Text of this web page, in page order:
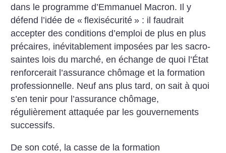
dans le programme d’Emmanuel Macron. Il y
défend l’idée de « flexisécurité » : il faudrait
accepter des conditions d’emploi de plus en plus
précaires, inévitablement imposées par les sacro-
saintes lois du marché, en échange de quoi l’État
renforcerait l’assurance chômage et la formation
professionnelle. Neuf ans plus tard, on sait à quoi
s’en tenir pour l’assurance chômage,
régulièrement attaquée par les gouvernements
successifs.
De son coté, la casse de la formation